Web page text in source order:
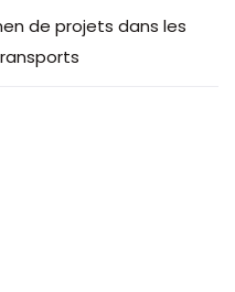
de projets dans les